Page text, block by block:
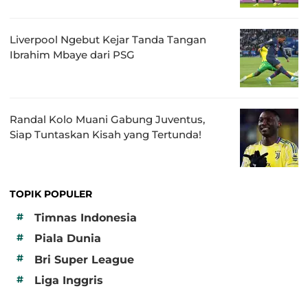
Liverpool Ngebut Kejar Tanda Tangan
Ibrahim Mbaye dari PSG
Randal Kolo Muani Gabung Juventus,
Siap Tuntaskan Kisah yang Tertunda!
TOPIK POPULER
#
Timnas Indonesia
# Piala Dunia
# Bri Super League
# Liga Inggris